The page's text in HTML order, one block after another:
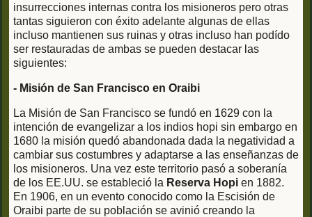
insurrecciones internas contra los misioneros pero otras
tantas siguieron con éxito adelante algunas de ellas
incluso mantienen sus ruinas y otras incluso han podído
ser restauradas de ambas se pueden destacar las
siguientes:
- Misión de San Francisco en Oraibi
La Misión de San Francisco se fundó en 1629 con la
intención de evangelizar a los indios hopi sin embargo en
1680 la misión quedó abandonada dada la negatividad a
cambiar sus costumbres y adaptarse a las enseñanzas de
los misioneros. Una vez este territorio pasó a soberanía
de los EE.UU. se estableció la Reserva Hopi en 1882.
En 1906, en un evento conocido como la Escisión de
Oraibi parte de su población se avinió creando la